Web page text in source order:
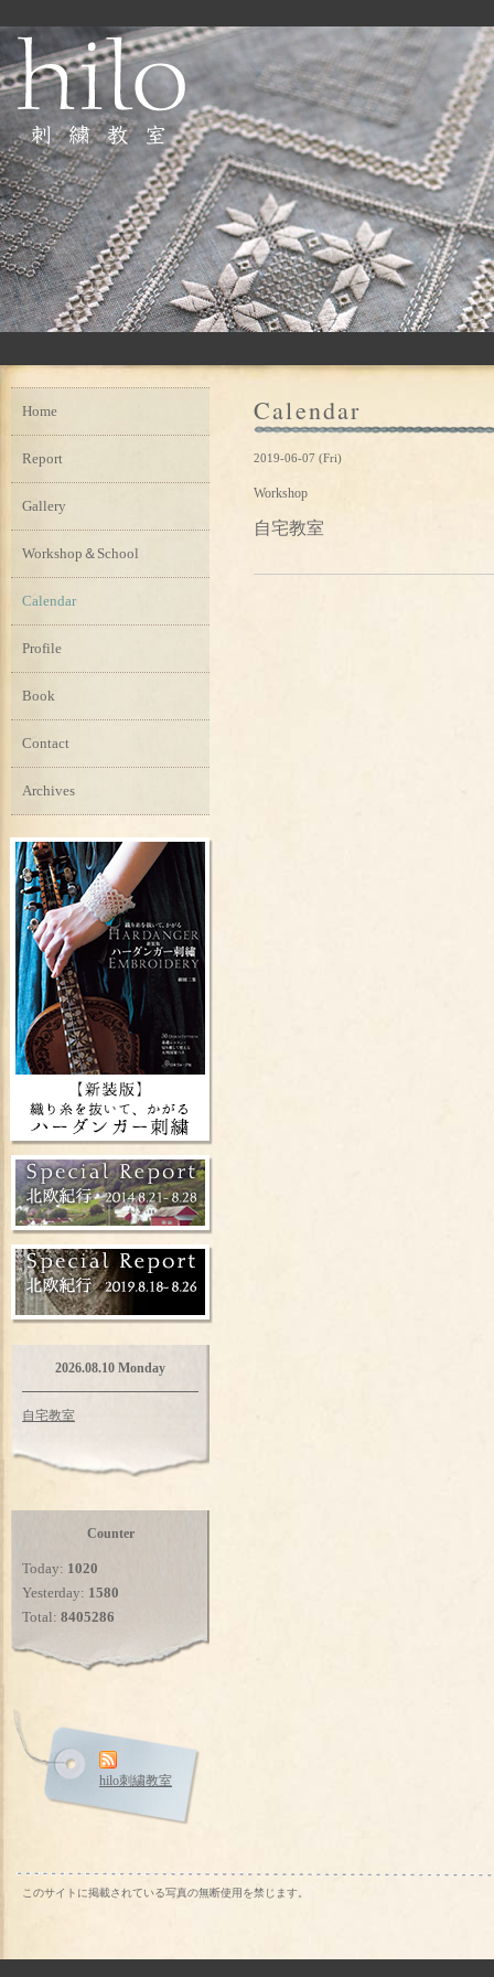
Calendar
2019-06-07 (Fri)
Workshop
自宅教室
Home
Report
Gallery
Workshop＆School
Calendar
Profile
Book
Contact
Archives
2026.08.10 Monday
自宅教室
Counter
Today: 1020
Yesterday: 1580
Total: 8405286
hilo刺繍教室
このサイトに掲載されている写真の無断使用を禁じます。